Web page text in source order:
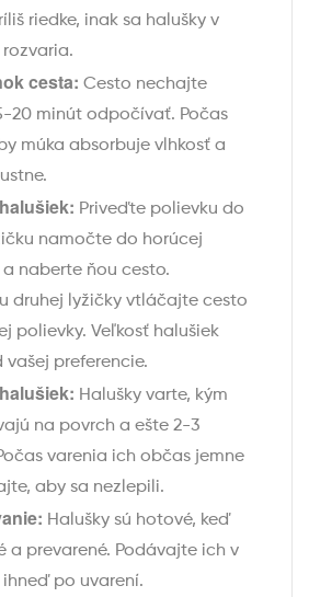
riedke, inak sa halušky v
cesta: Cesto nechajte
20 minút odpočívať. Počas
múka absorbuje vlhkosť a
Priveďte polievku do
namočte do horúcej
naberte ňou cesto.
druhej lyžičky vtláčajte cesto
polievky. Veľkosť halušiek
vašej preferencie.
Halušky varte, kým
na povrch a ešte 2-3
varenia ich občas jemne
aby sa nezlepili.
Halušky sú hotové, keď
a prevarené. Podávajte ich v
ihneď po uvarení.